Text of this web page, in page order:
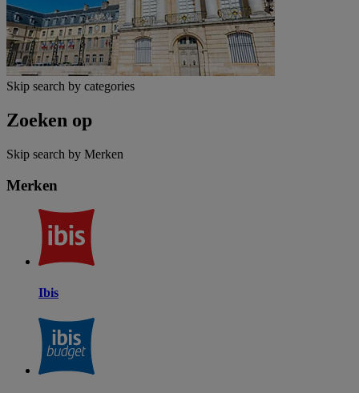
Skip search by categories
Zoeken op
Skip search by Merken
Merken
Ibis